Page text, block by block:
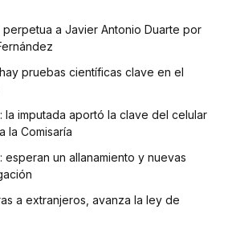
a Javier Antonio Duarte por
pruebas científicas clave en el
la imputada aportó la clave del celular
la Comisaría
esperan un allanamiento y nuevas
a extranjeros, avanza la ley de